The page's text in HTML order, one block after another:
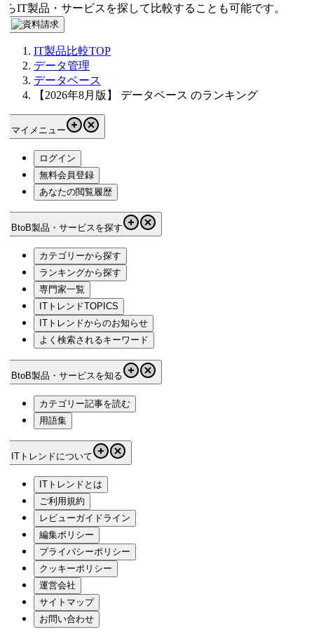
IT製品・サービスを探して比較することも可能です。
IT製品比較TOP
データ管理
データベース
【2026年8月版】 データベース のランキング
マイメニュー
ログイン
無料会員登録
あなたの閲覧履歴
BtoB製品・サービスを探す
カテゴリーから探す
ランキングから探す
専門家一覧
ITトレンドTOPICS
ITトレンドからのお知らせ
よく検索されるキーワード
BtoB製品・サービスを知る
カテゴリー記事を読む
用語集
ITトレンドについて
ITトレンドとは
ご利用規約
レビューガイドライン
編集ポリシー
プライバシーポリシー
クッキーポリシー
運営会社
サイトマップ
お問い合わせ